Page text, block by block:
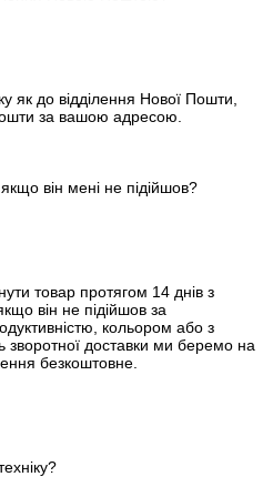
состояние; без дефектов;
обычного использования)
як до відділення Нової Пошти,
за вашою адресою.
він мені не підійшов?
товар протягом 14 днів з
він не підійшов за
кольором або з
зворотної доставки ми беремо на
безкоштовне.